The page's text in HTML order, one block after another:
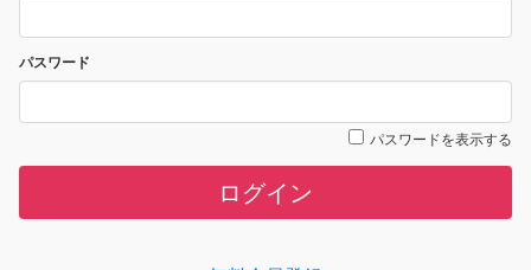
パスワード
パスワードを表示する
ログイン